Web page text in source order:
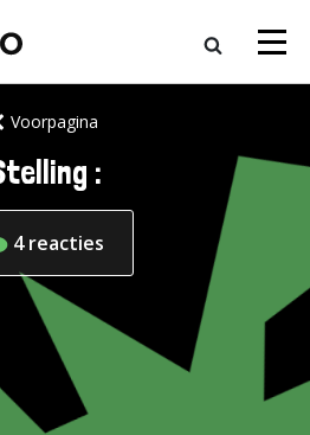
Voorpagina
:
4 reacties